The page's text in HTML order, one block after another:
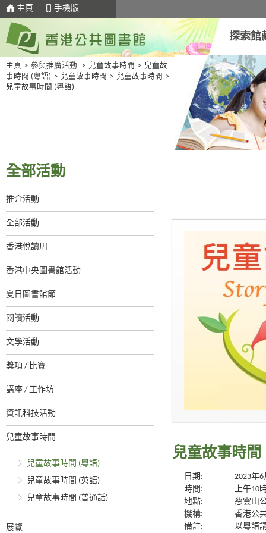
主頁 手機版
探索館
主頁 > 參與推廣活動 > 兒童故事時間 > 兒童故
事時間 (粵語) > 兒童故事時間 > 兒童故事時間
>
兒童故事時間 (粵語)
全部活動
推介活動
全部活動
香港悅讀周
香港中央圖書館活動
夏日圖書館節
閱讀活動
文學活動
獎項 / 比賽
講座 / 工作坊
資訊科技活動
兒童故事時間
兒童故事時間 (粵語)
兒童故事時間 (英語)
兒童故事時間 (普通話)
展覽
兒童故事時間
日期:
2023年
時間:
上午10
地點:
慈雲山
機構:
香港公
備註:
以粵語